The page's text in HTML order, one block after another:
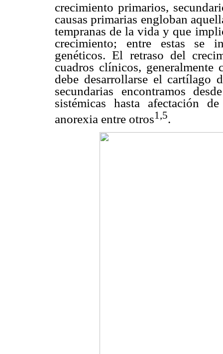
crecimiento primarios,
causas primarias engloban
tempranas de la vida y que
crecimiento; entre estas se
genéticos. El retraso del
cuadros clínicos,
debe desarrollarse el cartílago
secundarias encontramos
sistémicas hasta afectación
anorexia entre otros1,5.